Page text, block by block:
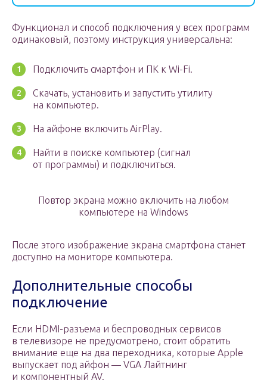
Функционал и способ подключения у всех программ
одинаковый, поэтому инструкция универсальна:
Подключить смартфон и ПК к Wi-Fi.
Скачать, установить и запустить утилиту
на компьютер.
На айфоне включить AirPlay.
Найти в поиске компьютер (сигнал
от программы) и подключиться.
Повтор экрана можно включить на любом
компьютере на Windows
После этого изображение экрана смартфона станет
доступно на мониторе компьютера.
Дополнительные способы
подключение
Если HDMI-разъема и беспроводных сервисов
в телевизоре не предусмотрено, стоит обратить
внимание еще на два переходника, которые Apple
выпускает под айфон — VGA Лайтнинг
и компонентный AV.